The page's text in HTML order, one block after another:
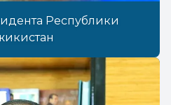
Республики